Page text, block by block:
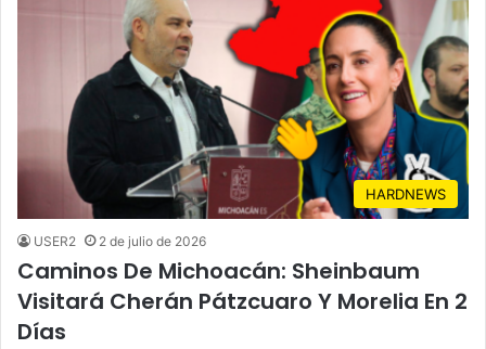
HARDNEWS
USER2 2 de julio de 2026
Caminos De Michoacán: Sheinbaum
Visitará Cherán Pátzcuaro Y Morelia En 2
Días